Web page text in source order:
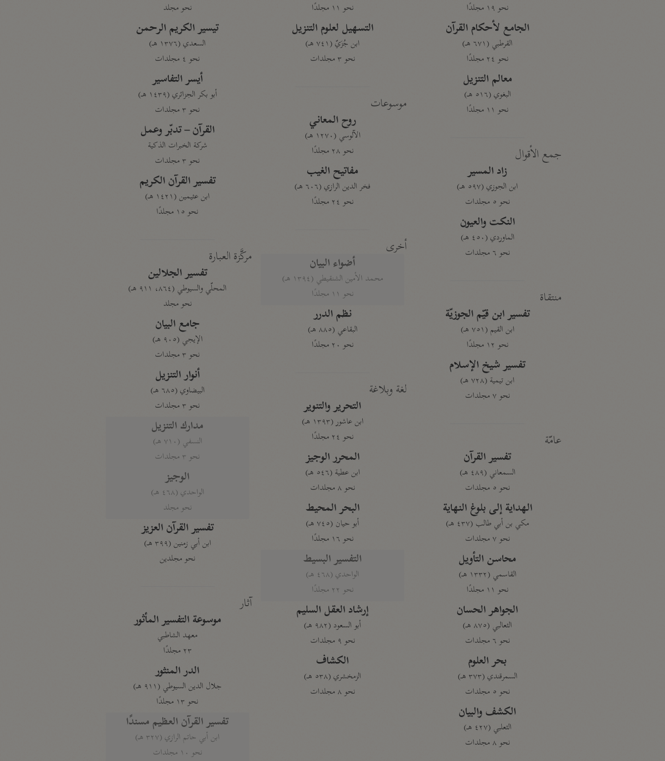
نحو ١٩ مجلدًا
الجامع لأحكام القرآن
القرطبي (٦٧١ هـ)
نحو ٢٤ مجلدًا
معالم التنزيل
البغوي (٥١٦ هـ)
نحو ١١ مجلدًا
جمع الأقوال
زاد المسير
ابن الجوزي (٥٩٧ هـ)
نحو ٥ مجلدات
النكت والعيون
الماوردي (٤٥٠ هـ)
نحو ٦ مجلدات
منتقاة
تفسير ابن قيّم الجوزيّة
ابن القيم (٧٥١ هـ)
نحو ١٢ مجلدًا
تفسير شيخ الإسلام
ابن تيمية (٧٢٨ هـ)
نحو ٧ مجلدات
عامّة
تفسير القرآن
السمعاني (٤٨٩ هـ)
نحو ٥ مجلدات
الهداية إلى بلوغ النهاية
مكي بن أبي طالب (٤٣٧ هـ)
نحو ٧ مجلدات
محاسن التأويل
القاسمي (١٣٣٢ هـ)
نحو ١١ مجلدًا
الجواهر الحسان
الثعالبي (٨٧٥ هـ)
نحو ٦ مجلدات
بحر العلوم
السمرقندي (٣٧٣ هـ)
نحو ٥ مجلدات
الكشف والبيان
الثعلبي (٤٢٧ هـ)
نحو ٨ مجلدات
نحو ١١ مجلدًا
التسهيل لعلوم التنزيل
ابن جُزَيّ (٧٤١ هـ)
نحو ٣ مجلدات
موسوعات
روح المعاني
الآلوسي (١٢٧٠ هـ)
نحو ٢٨ مجلدًا
مفاتيح الغيب
فخر الدين الرازي (٦٠٦ هـ)
نحو ٢٤ مجلدًا
أخرى
أضواء البيان
محمد الأمين الشنقيطي (١٣٩٤ هـ)
نحو ١١ مجلدًا
نظم الدرر
البقاعي (٨٨٥ هـ)
نحو ٢٠ مجلدًا
لغة وبلاغة
التحرير والتنوير
ابن عاشور (١٣٩٣ هـ)
نحو ٢٤ مجلدًا
المحرر الوجيز
ابن عطية (٥٤٦ هـ)
نحو ٨ مجلدات
البحر المحيط
أبو حيان (٧٤٥ هـ)
نحو ١٦ مجلدًا
التفسير البسيط
الواحدي (٤٦٨ هـ)
نحو ٢٢ مجلدًا
إرشاد العقل السليم
أبو السعود (٩٨٢ هـ)
نحو ٩ مجلدات
الكشاف
الزمخشري (٥٣٨ هـ)
نحو ٨ مجلدات
نحو مجلد
تيسير الكريم الرحمن
السعدي (١٣٧٦ هـ)
نحو ٤ مجلدات
أيسر التفاسير
أبو بكر الجزائري (١٤٣٩ هـ)
نحو ٣ مجلدات
القرآن – تدبّر وعمل
شركة الخبرات الذكية
نحو ٣ مجلدات
تفسير القرآن الكريم
ابن عثيمين (١٤٢١ هـ)
نحو ١٥ مجلدًا
مركَّزة العبارة
تفسير الجلالين
المحلّي والسيوطي (٨٦٤، ٩١١ هـ)
نحو مجلد
جامع البيان
الإيجي (٩٠٥ هـ)
نحو ٣ مجلدات
أنوار التنزيل
البيضاوي (٦٨٥ هـ)
نحو ٣ مجلدات
مدارك التنزيل
النسفي (٧١٠ هـ)
نحو ٣ مجلدات
الوجيز
الواحدي (٤٦٨ هـ)
نحو مجلد
تفسير القرآن العزيز
ابن أبي زمنين (٣٩٩ هـ)
نحو مجلدين
آثار
موسوعة التفسير المأثور
معهد الشاطبي
٢٣ مجلدًا
الدر المنثور
جلال الدين السيوطي (٩١١ هـ)
نحو ١٣ مجلدًا
تفسير القرآن العظيم مسندًا
ابن أبي حاتم الرازي (٣٢٧ هـ)
نحو ١٠ مجلدات